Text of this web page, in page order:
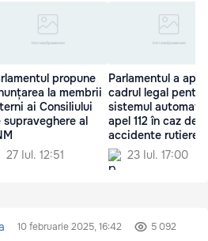
propune
la membrii
ai Consiliului
supraveghere al
27 Iul. 12:51
Parlamentul a
cadrul legal pentru
sistemul automat
apel 112 în caz de
accidente rutiere
23 Iul. 17:00
10 februarie 2025, 16:42 5 092